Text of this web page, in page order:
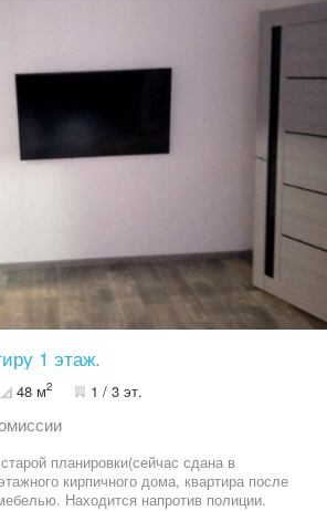
1 этаж.
48 м2 1 / 3 эт.
планировки(сейчас сдана в
кирпичного дома, квартира после
Находится напротив полиции.